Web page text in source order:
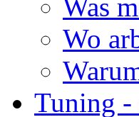
Was
Wo
Tuning -